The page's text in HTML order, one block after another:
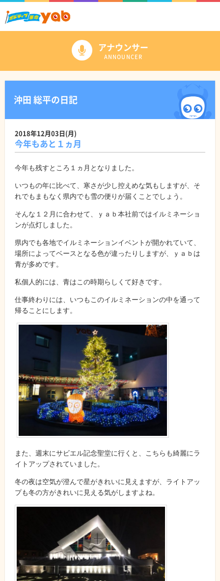
アナウンサー
ANNOUNCER
沖田 総平の日記
2018年12月03日(月)
今年もあと１ヵ月
今年も残すところ１ヵ月となりました。
いつもの年に比べて、寒さが少し控えめな気もしますが、そ
れでもまもなく県内でも雪の便りが届くことでしょう。
そんな１２月に合わせて、ｙａｂ本社前ではイルミネーショ
ンが点灯しました。
県内でも各地でイルミネーションイベントが開かれていて、
場所によってベースとなる色が違ったりしますが、ｙａｂは
青が多めです。
私個人的には、青はこの時期らしくて好きです。
仕事終わりには、いつもこのイルミネーションの中を通って
帰ることにします。
また、週末にサビエル記念聖堂に行くと、こちらも綺麗にラ
イトアップされていました。
冬の夜は空気が澄んで星がきれいに見えますが、ライトアッ
プも冬の方がきれいに見える気がしますよね。